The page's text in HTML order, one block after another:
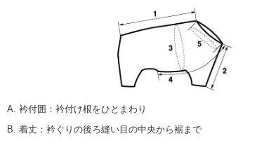
A. 衿付囲 ： 衿付け根をひとまわり
B. 着丈 ： 衿ぐりの後ろ縫い目の中央から裾まで